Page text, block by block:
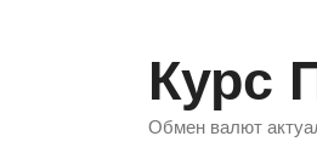
Курс
Обмен валют